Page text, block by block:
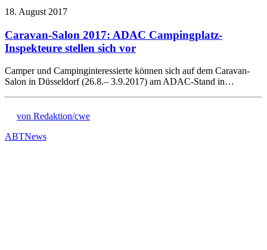
18. August 2017
Caravan-Salon 2017: ADAC Campingplatz-
Inspekteure stellen sich vor
Camper und Campinginteressierte können sich auf dem Caravan-
Salon in Düsseldorf (26.8.– 3.9.2017) am ADAC-Stand in…
von Redaktion/cwe
ABTNews